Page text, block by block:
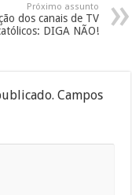
Próximo assunto
dos canais de TV
DIGA NÃO!
Campos